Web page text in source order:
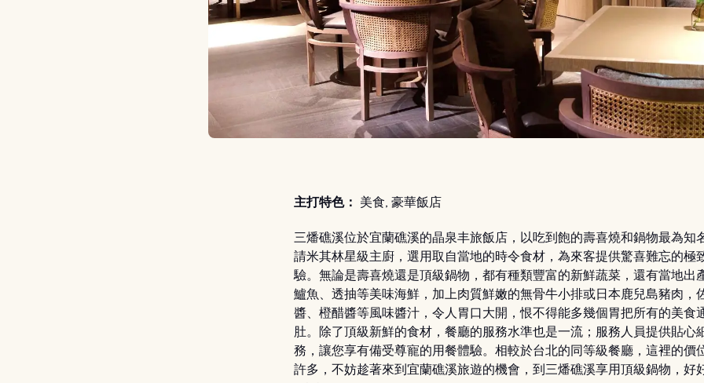
主打特色： 美食, 豪華飯店
三燔礁溪位於宜蘭礁溪的晶泉丰旅飯店，以吃到飽的壽喜燒和鍋物最為知
請米其林星級主廚，選用取自當地的時令食材，為來客提供驚喜難忘的極
驗。無論是壽喜燒還是頂級鍋物，都有種類豐富的新鮮蔬菜，還有當地出
鱸魚、透抽等美味海鮮，加上肉質鮮嫩的無骨牛小排或日本鹿兒島豬肉，
醬、橙醋醬等風味醬汁，令人胃口大開，恨不得能多幾個胃把所有的美食
肚。除了頂級新鮮的食材，餐廳的服務水準也是一流；服務人員提供貼心
務，讓您享有備受尊寵的用餐體驗。相較於台北的同等級餐廳，這裡的價
許多，不妨趁著來到宜蘭礁溪旅遊的機會，到三燔礁溪享用頂級鍋物，好